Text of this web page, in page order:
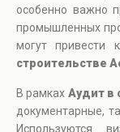
особенно важно
промышленных
могут привести
строительстве
В рамках Аудит в
документарные,
Используются